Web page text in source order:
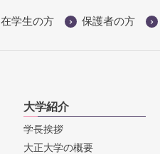
在学生の方 保護者の方
大学紹介
学長挨拶
大正大学の概要